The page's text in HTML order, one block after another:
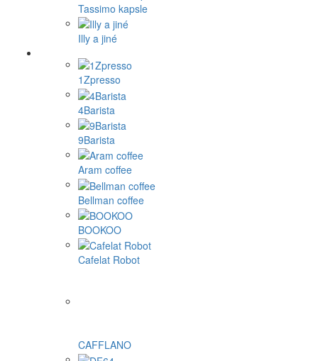
Tassimo kapsle
Illy a jiné
1Zpresso
4Barista
9Barista
Aram coffee
Bellman coffee
BOOKOO
Cafelat Robot
CAFFLANO